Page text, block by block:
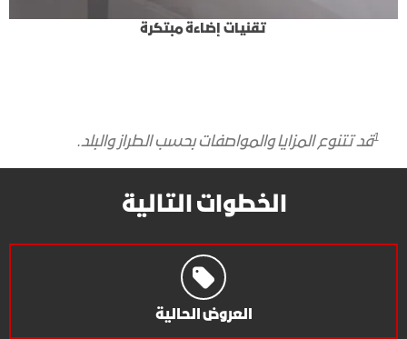
تقنيات إضاءة مبتكرة
1قد تتنوع المزايا والمواصفات بحسب الطراز والبلد.
الخطوات التالية
العروض الحالية